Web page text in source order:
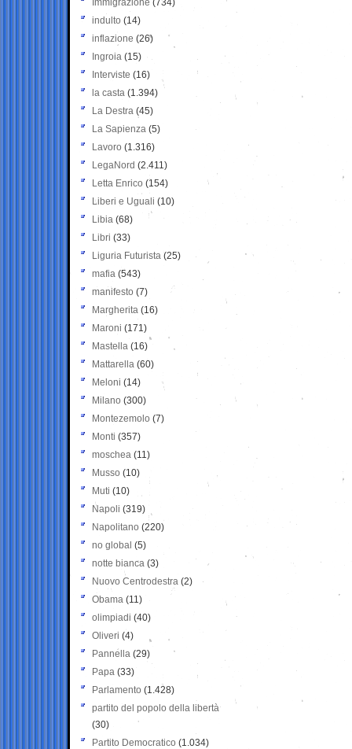
Immigrazione (734)
indulto (14)
inflazione (26)
Ingroia (15)
Interviste (16)
la casta (1.394)
La Destra (45)
La Sapienza (5)
Lavoro (1.316)
LegaNord (2.411)
Letta Enrico (154)
Liberi e Uguali (10)
Libia (68)
Libri (33)
Liguria Futurista (25)
mafia (543)
manifesto (7)
Margherita (16)
Maroni (171)
Mastella (16)
Mattarella (60)
Meloni (14)
Milano (300)
Montezemolo (7)
Monti (357)
moschea (11)
Musso (10)
Muti (10)
Napoli (319)
Napolitano (220)
no global (5)
notte bianca (3)
Nuovo Centrodestra (2)
Obama (11)
olimpiadi (40)
Oliveri (4)
Pannella (29)
Papa (33)
Parlamento (1.428)
partito del popolo della libertà
(30)
Partito Democratico (1.034)